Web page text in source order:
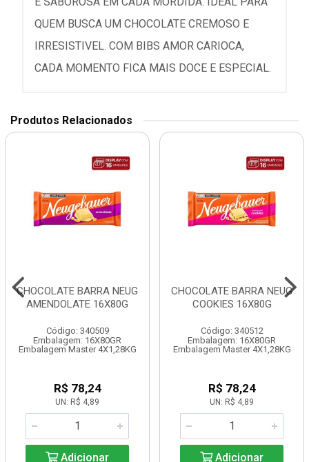
QUEM BUSCA UM CHOCOLATE CREMOSO E
IRRESISTIVEL. COM BIBS AMOR CARIOCA,
CADA MOMENTO FICA MAIS DOCE E ESPECIAL.
Produtos Relacionados
CHOCOLATE BARRA NEUG
AMENDOLATE 16X80G
Código: 340509
Embalagem: 16X80GR
Embalagem Master 4X1,28KG
R$ 78,24
UN: R$ 4,89
Adicionar
CHOCOLATE BARRA NEUG
COOKIES 16X80G
Código: 340512
Embalagem: 16X80GR
Embalagem Master 4X1,28KG
R$ 78,24
UN: R$ 4,89
Adicionar